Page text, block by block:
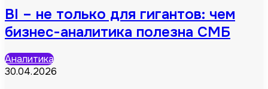
BI – не только для гигантов: чем
бизнес-аналитика полезна СМБ
Аналитика
30.04.2026